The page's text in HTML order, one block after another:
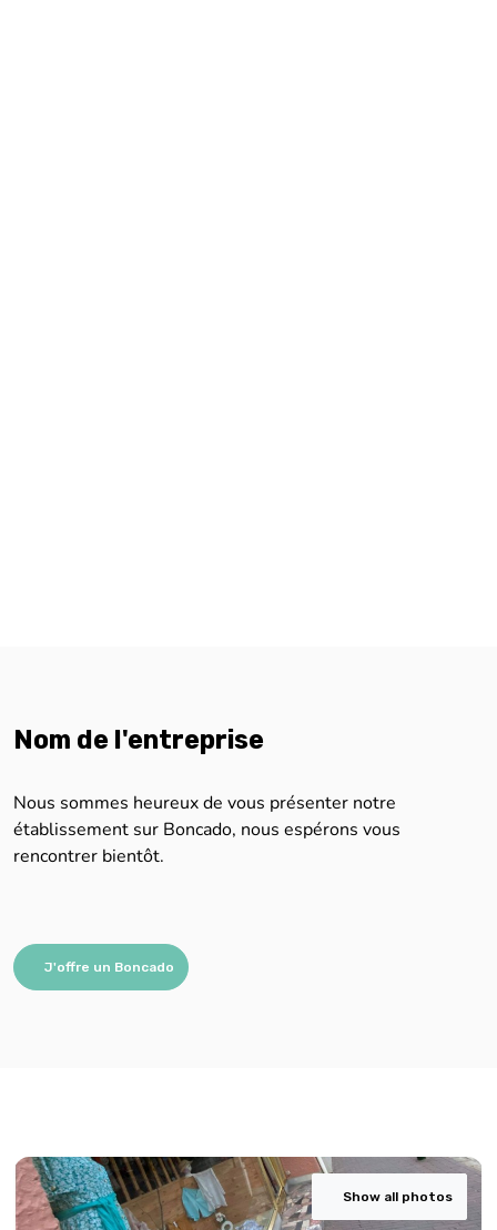
Nom de l'entreprise
Nous sommes heureux de vous présenter notre
établissement sur Boncado, nous espérons vous
rencontrer bientôt.
J'offre un Boncado
Show all photos